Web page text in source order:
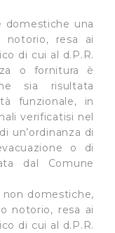
domestiche una
notorio, resa ai
di cui al d.P.R.
o fornitura è
sia risultata
funzionale, in
verificatisi nel
un’ordinanza di
o di
dal Comune
domestiche,
notorio, resa ai
di cui al d.P.R.